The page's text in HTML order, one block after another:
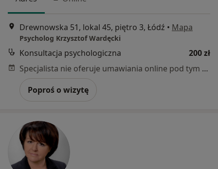
Drewnowska 51, lokal 45, piętro 3, Łódź • Mapa
Psycholog Krzysztof Wardęcki
Konsultacja psychologiczna
200 zł
Specjalista nie oferuje umawiania online pod tym adresem.
Poproś o wizytę